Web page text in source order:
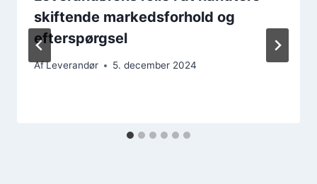
skiftende markedsforhold og
efterspørgsel
AfLeverandør 5. december 2024